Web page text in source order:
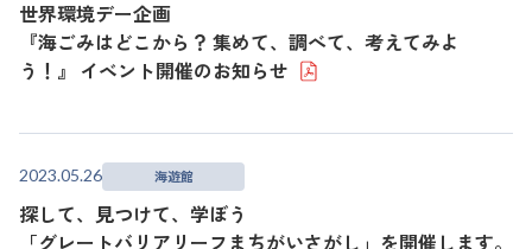
世界環境デー企画
『海ごみはどこから？ 集めて、調べて、考えてみよ
う！』 イベント開催のお知らせ
2023.05.26 海遊館
探して、見つけて、学ぼう
「グレートバリアリーフまちがいさがし」を開催します。